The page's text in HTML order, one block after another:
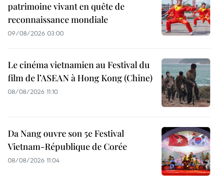
patrimoine vivant en quête de
reconnaissance mondiale
09/08/2026 03:00
Le cinéma vietnamien au Festival du
film de l’ASEAN à Hong Kong (Chine)
08/08/2026 11:10
Da Nang ouvre son 5e Festival
Vietnam-République de Corée
08/08/2026 11:04